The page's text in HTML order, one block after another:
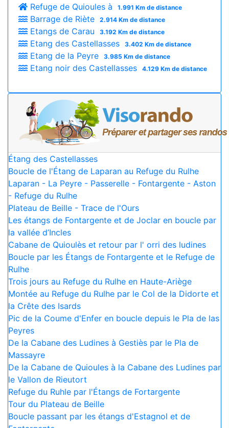
Refuge de Quioules à 1.991 Km de distance
Barrage de Riète 2.914 Km de distance
Etangs de Carau 3.192 Km de distance
Etang des Castellasses 3.402 Km de distance
Etang de la Peyre 3.985 Km de distance
Etang noir des Castellasses 4.129 Km de distance
Étang des Castellasses
Boucle de l'Étang de Laparan au Refuge du Rulhe
Laparan - La Peyre - Passerelle - Fontargente - Aston
- Refuge du Rulhe
Plateau de Beille - Trace de l'Ours
Les étangs de Fontargente et de Joclar en boucle par
la vallée d’Incles
Cabane de Quioulès et retour par l' orri des ludines
Boucle par les Étangs de Fontargente et le Refuge de
Rulhe
Trois jours au Refuge du Rulhe en Haute-Ariège
Montée au Refuge du Rulhe par le Col de la Didorte et
la Crête des Isards
Pic de la Coume d'Enfer en boucle depuis le Pla de las
Peyres
De la Cabane des Ludines à Gestiès par le Pla de
Massayre
De la Cabane de Quioules à la Cabane des Ludines par
le Vallon de Rieutort
Refuge du Ruhle par l'Étangs de Fortargente
Tour du Plateau de Beille
Boucle passant par les étangs d'Estagnol et de